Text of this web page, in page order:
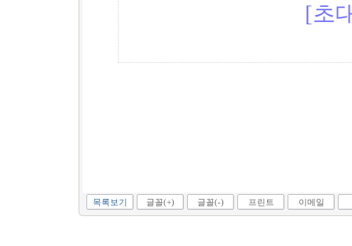
[초
목록보기 글꼴(+) 글꼴(-) 프린트 이메일